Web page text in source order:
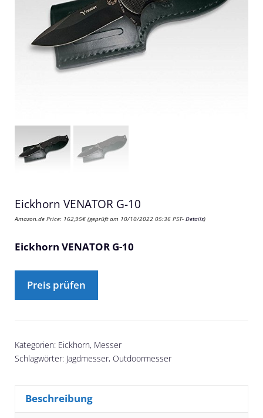
Eickhorn VENATOR G-10
Amazon.de Price: 162,95€ (geprüft am 10/10/2022 05:36 PST- Details)
Eickhorn VENATOR G-10
Preis prüfen
Kategorien: Eickhorn, Messer
Schlagwörter: Jagdmesser, Outdoormesser
Beschreibung